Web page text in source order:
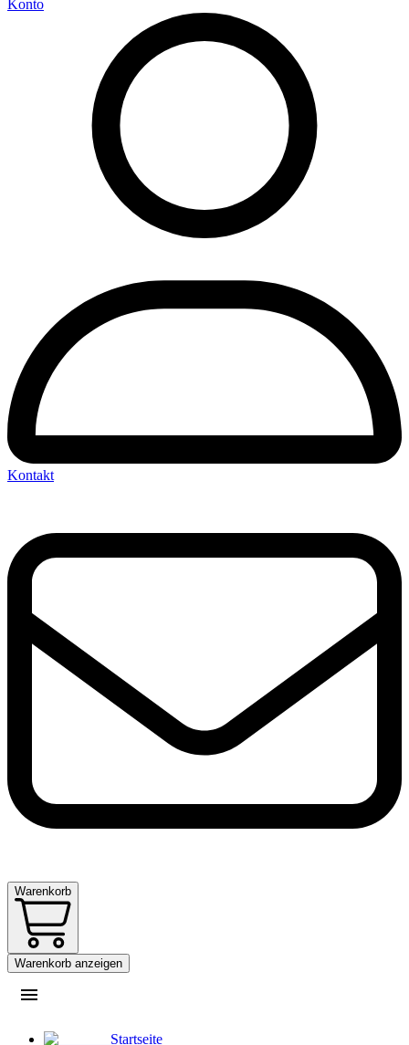
Konto
Kontakt
Warenkorb
Warenkorb anzeigen
Startseite